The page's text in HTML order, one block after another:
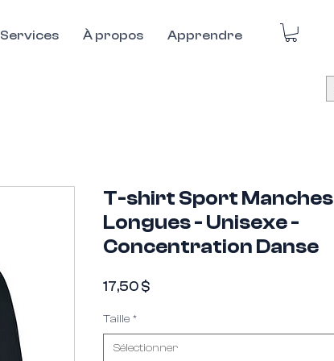
Services À propos Apprendre
Ce widget ne s'est pas chargé
Veuillez actualiser la page pour réessayer.
T-shirt Sport Manches
Longues - Unisexe -
Concentration Danse
17,50 $Prix
Taille *
Sélectionner